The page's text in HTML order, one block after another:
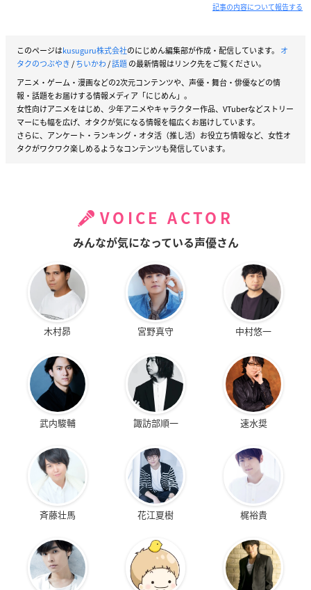
記事の内容について報告する
このページはkusuguru株式会社のにじめん編集部が作成・配信しています。 オ
タクのつぶやき/ちいかわ/話題の最新情報はリンク先をご覧ください。
アニメ・ゲーム・漫画などの2次元コンテンツや、声優・舞台・俳優などの情
報・話題をお届けする情報メディア「にじめん」。
女性向けアニメをはじめ、少年アニメやキャラクター作品、VTuberなどストリー
マーにも幅を広げ、オタクが気になる情報を幅広くお届けしています。
さらに、アンケート・ランキング・オタ活（推し活）お役立ち情報など、女性オ
タクがワクワク楽しめるようなコンテンツも発信しています。
VOICE ACTOR
みんなが気になっている声優さん
木村昴 宮野真守 中村悠一
武内駿輔 諏訪部順一 速水奨
斉藤壮馬 花江夏樹 梶裕貴